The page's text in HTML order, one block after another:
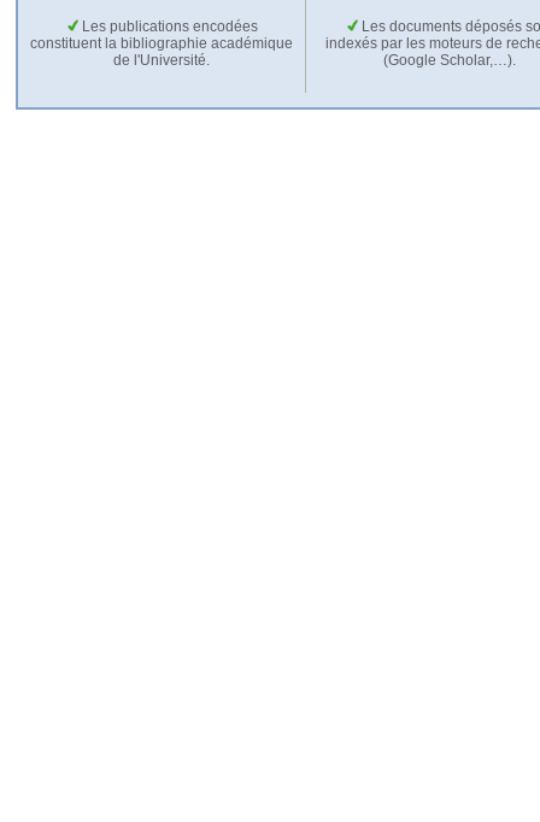
Les publications encodées
constituent la bibliographie académique
de l'Université.
Les documents déposés
indexés par les moteurs de
(Google Scholar,…).